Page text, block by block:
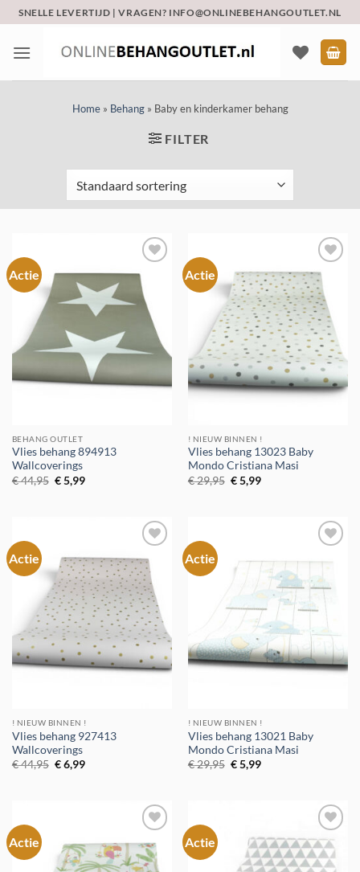
naar
inhoud
SNELLE LEVERTIJD | VRAGEN? INFO@ONLINEBEHANGOUTLET.NL
Home» Behang» Baby en kinderkamer behang
FILTER
Actie
Toevoegen
aan
verlanglijst
BEHANG OUTLET
Vlies behang 894913
Wallcoverings
€44,95 Oorspronkelijke
prijs
€5,99Huidige
Actie
Toevoegen
aan
verlanglijst
! NIEUW BINNEN !
Vlies behang 13023 Baby
Mondo Cristiana Masi
€29,95 Oorspronkelijke
prijs
€5,99Huidige
Actie
Toevoegen
aan
verlanglijst
! NIEUW BINNEN !
Vlies behang 927413
Wallcoverings
€44,95 Oorspronkelijke
prijs
€6,99Huidige
Actie
verlanglijst
! NIEUW BINNEN !
Vlies behang 13021 Baby
Mondo Cristiana Masi
€29,95 Oorspronkelijke
prijs
€5,99Huidige
Actie
Toevoegen
aan
verlanglijst
Actie
Toevoegen
aan
verlanglijst